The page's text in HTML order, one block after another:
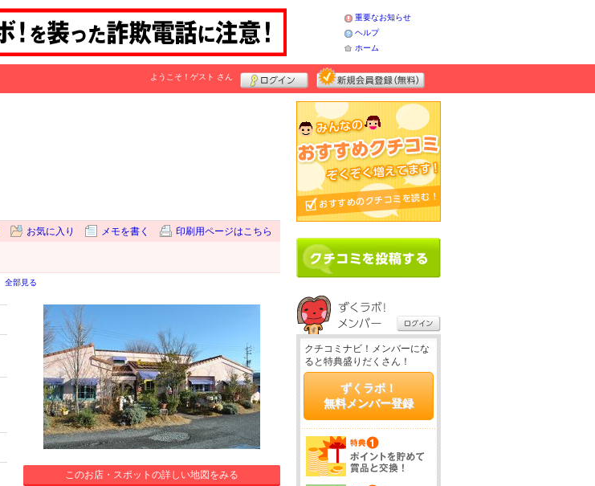
重要なお知らせ
ヘルプ
ホーム
ようこそ！ ゲスト さん
お気に入り メモを書く 印刷用ページはこちら
全部見る
このお店・スポットの詳しい地図をみる
クチコミナビ！メンバーにな
ると特典盛りだくさん！
ずくラボ！
無料メンバー登録